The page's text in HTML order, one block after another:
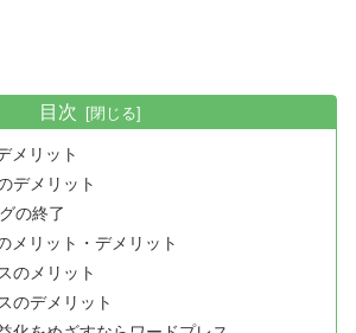
目次
メリット
デメリット
の終了
メリット・デメリット
のメリット
のデメリット